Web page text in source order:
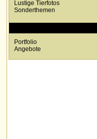
Lustige Tierfotos
Sonderthemen
Portfolio
Angebote